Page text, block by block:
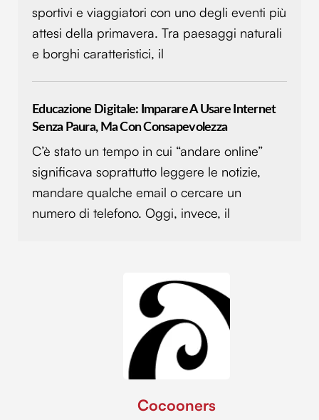
sportivi e viaggiatori con uno degli eventi più
attesi della primavera. Tra paesaggi naturali
e borghi caratteristici, il
Educazione Digitale: Imparare A Usare Internet
Senza Paura, Ma Con Consapevolezza
C’è stato un tempo in cui “andare online”
significava soprattutto leggere le notizie,
mandare qualche email o cercare un
numero di telefono. Oggi, invece, il
Cocooners